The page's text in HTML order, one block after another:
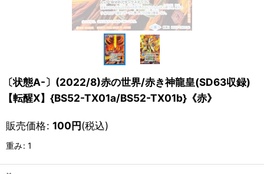
〔状態A-〕(2022/8)赤の世界/赤き神龍皇(SD63収録)
【転醒X】{BS52-TX01a/BS52-TX01b}《赤》
販売価格: 100円(税込)
重み: 1